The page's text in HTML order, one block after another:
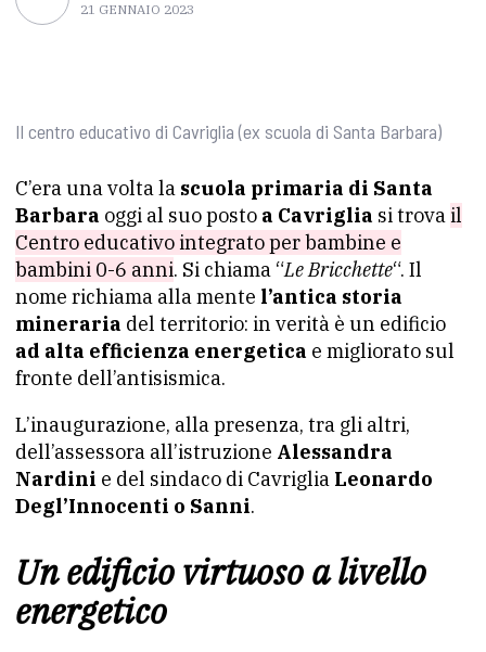
21 GENNAIO 2023
Il centro educativo di Cavriglia (ex scuola di Santa Barbara)
C’era una volta la scuola primaria di Santa
Barbara oggi al suo posto a Cavriglia si trovail
Centro educativo integrato per bambine e
bambini 0-6 anni. Si chiama “Le Bricchette“. Il
nome richiama alla mente l’antica storia
mineraria del territorio: in verità è un edificio
ad alta efficienza energetica e migliorato sul
fronte dell’antisismica.
L’inaugurazione, alla presenza, tra gli altri,
dell’assessora all’istruzione Alessandra
Nardini e del sindaco di Cavriglia Leonardo
Degl’Innocenti o Sanni.
Un edificio virtuoso a livello
energetico